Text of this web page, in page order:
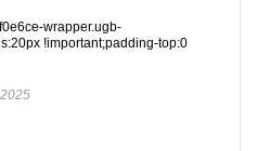
wrapper.ugb-
!important;padding-top:0